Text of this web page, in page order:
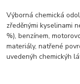
Výborná chemická
zředěnými kyselinami
%), benzínem,
materiály, natřené
uvedenýh chemickýh